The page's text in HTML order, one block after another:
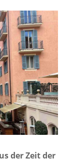
der Zeit der